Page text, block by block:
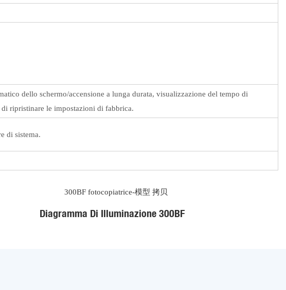
dello schermo/accensione a lunga durata, visualizzazione del tempo di
ripristinare le impostazioni di fabbrica.
di sistema.
Diagramma Di Illuminazione 300BF